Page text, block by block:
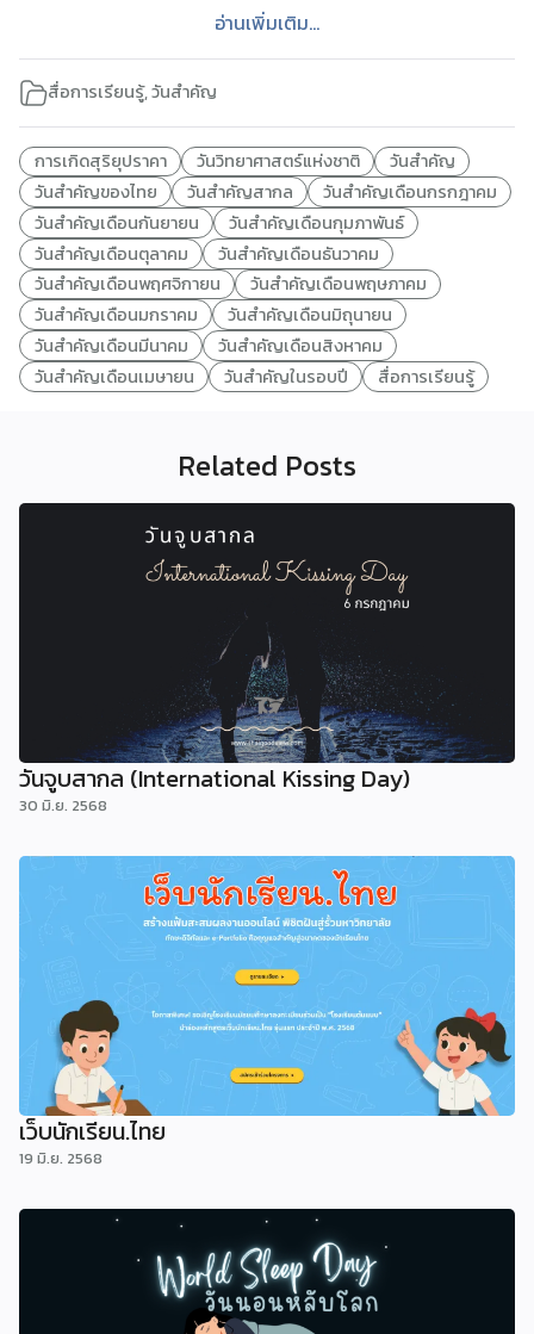
อ่านเพิ่มเติม...
สื่อการเรียนรู้,วันสำคัญ
การเกิดสุริยุปราคา วันวิทยาศาสตร์แห่งชาติ
วันสำคัญ
วันสำคัญของไทย
วันสำคัญสากล
วันสำคัญเดือนกรกฎาคม
วันสำคัญเดือนกันยายน
วันสำคัญเดือนกุมภาพันธ์
วันสำคัญเดือนตุลาคม
วันสำคัญเดือนธันวาคม
วันสำคัญเดือนพฤศจิกายน
วันสำคัญเดือนพฤษภาคม
วันสำคัญเดือนมกราคม
วันสำคัญเดือนมิถุนายน
วันสำคัญเดือนมีนาคม
วันสำคัญเดือนสิงหาคม
วันสำคัญเดือนเมษายน
วันสำคัญในรอบปี สื่อการเรียนรู้
Related Posts
วันจูบสากล (International Kissing Day)
30 มิ.ย. 2568
เว็บนักเรียน.ไทย
19 มิ.ย. 2568